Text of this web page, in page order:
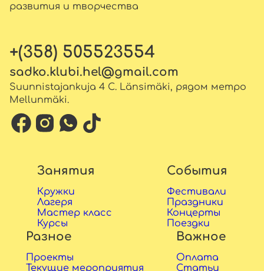
развития и творчества
+(358) 505523554
sadko.klubi.hel@gmail.com
Suunnistajankuja 4 C. Länsimäki, рядом метро
Mellunmäki.
Занятия
Кружки
Лагеря
Мастер класс
Курсы
События
Фестивали
Праздники
Концерты
Поездки
Разное
Проекты
Текущие мероприятия
Важное
Оплата
Статьи